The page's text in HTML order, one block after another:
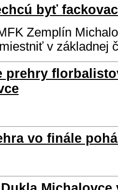
byť
Zemplín
v základnej
prehry
vo finále